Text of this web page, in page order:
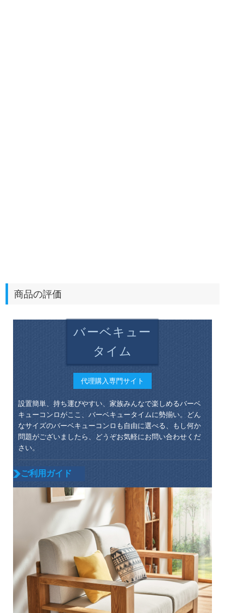
商品の評価
バーベキュー
タイム
代理購入専門サイト
設置簡単、持ち運びやすい、家族みんなで楽しめるバーベ
キューコンロがここ、バーベキュータイムに勢揃い。どん
なサイズのバーベキューコンロも自由に選べる、もし何か
問題がございましたら、どうぞお気軽にお問い合わせくだ
さい。
ご利用ガイド